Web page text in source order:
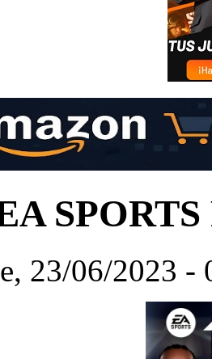
SPORTS
23/06/2023 -